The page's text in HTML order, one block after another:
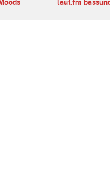
laut.fm